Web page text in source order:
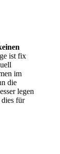
ist fix
im
die
legen
dies für